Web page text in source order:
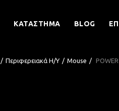
ΚΑΤΆΣΤΗΜΑ BLOG
Περιφερειακά Η/Υ Mouse